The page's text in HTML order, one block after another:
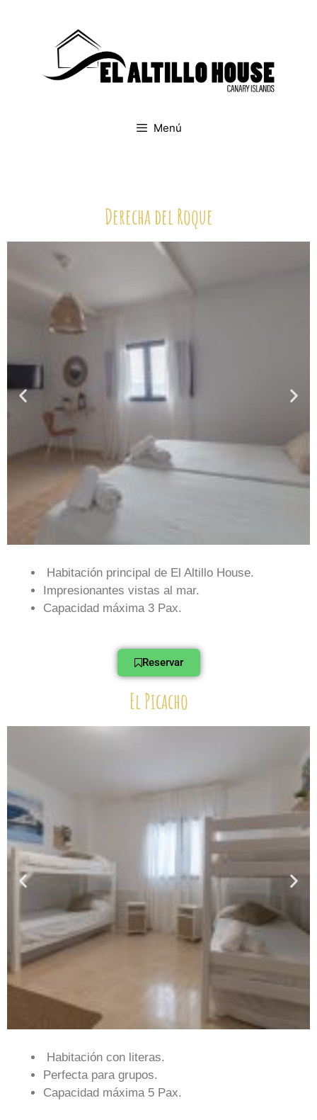
Menú
Derecha del Roque
Habitación principal de El Altillo House.
Impresionantes vistas al mar.
Capacidad máxima 3 Pax.
Reservar
El Picacho
Habitación con literas.
Perfecta para grupos.
Capacidad máxima 5 Pax.